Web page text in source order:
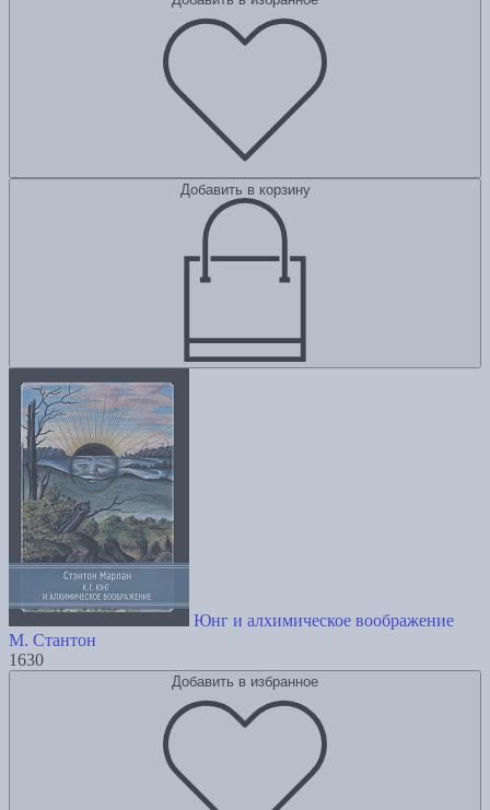
Добавить в корзину
Юнг и алхимическое воображение
М. Стантон
1630
Добавить в избранное